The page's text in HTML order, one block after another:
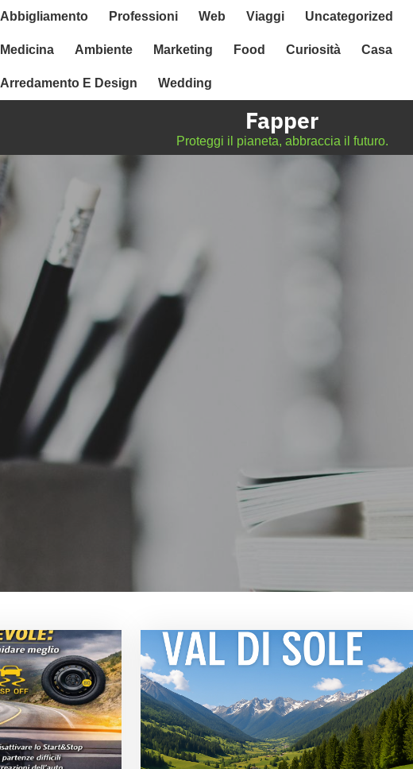
Abbigliamento Professioni Web Viaggi Uncategorized
Medicina Ambiente Marketing Food Curiosità Casa
Arredamento E Design Wedding
Fapper
Proteggi il pianeta, abbraccia il futuro.